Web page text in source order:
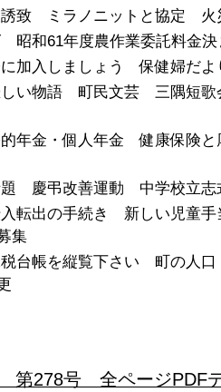
誘致 ミラノニットと協定 火
昭和61年度農作業委託料金決
加入しましょう 保健婦だよ
しい物語 町民文芸 三隅短
的年金・個人年金 健康保険と
題 慶弔改善運動 中学校立志
転出の手続き 新しい児童
集
税台帳を縦覧下さい 町の
第278号 全ページPDF